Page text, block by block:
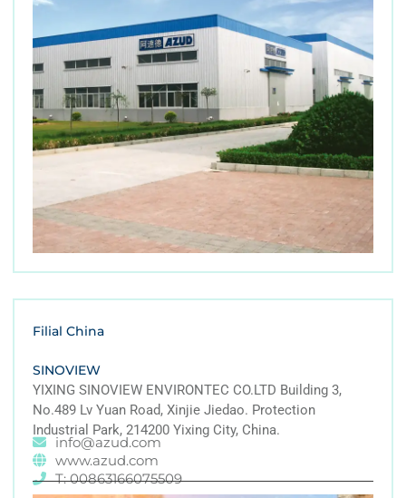
Filial China
SINOVIEW
YIXING SINOVIEW ENVIRONTEC CO.LTD Building 3,
No.489 Lv Yuan Road, Xinjie Jiedao. Protection
Industrial Park, 214200 Yixing City, China.
info@azud.com
www.azud.com
T: 00863166075509